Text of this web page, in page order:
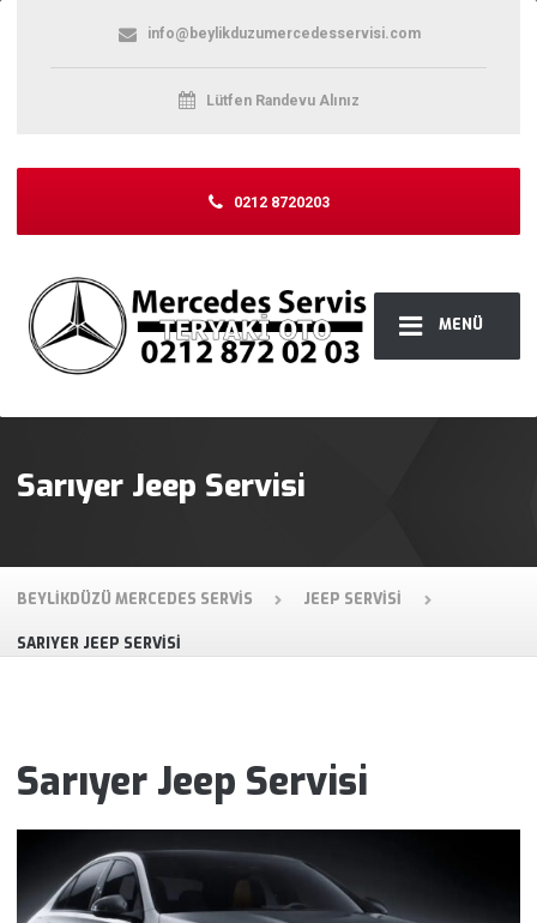
MENÜ
info@beylikduzumercedesservisi.com
Lütfen Randevu Alınız
0212 8720203
Sarıyer Jeep Servisi
BEYLIKDÜZÜ MERCEDES SERVIS JEEP SERVISI
SARIYER JEEP SERVISI
Sarıyer Jeep Servisi